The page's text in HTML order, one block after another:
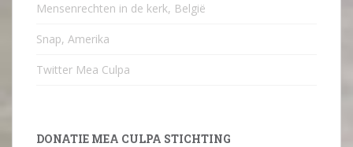
Mensenrechten in de kerk, België
Snap, Amerika
Twitter Mea Culpa
DONATIE MEA CULPA STICHTING